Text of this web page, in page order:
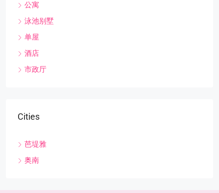
公寓
泳池别墅
单屋
酒店
市政厅
Cities
芭堤雅
奥南